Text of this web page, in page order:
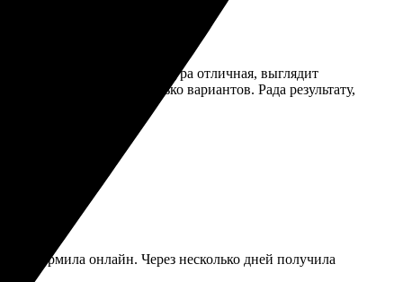
цвета яркие, текстура отличная, выглядит
и предложили несколько вариантов. Рада результату,
оформила онлайн. Через несколько дней получила